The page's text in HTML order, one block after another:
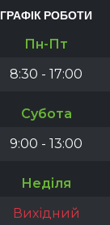
ГРАФІК РОБОТИ
Пн-Пт
8:30 - 17:00
Субота
9:00 - 13:00
Неділя
Вихідний